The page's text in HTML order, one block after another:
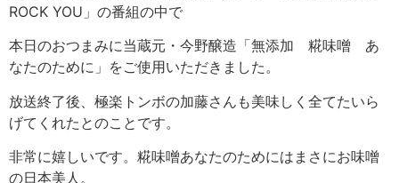
ROCK YOU」の番組の中で
本日のおつまみに当蔵元・今野醸造「無添加 糀味噌 あ
なたのために」をご使用いただきました。
放送終了後、極楽トンボの加藤さんも美味しく全てたいら
げてくれたとのことです。
非常に嬉しいです。糀味噌あなたのためにはまさにお味噌
の日本美人。